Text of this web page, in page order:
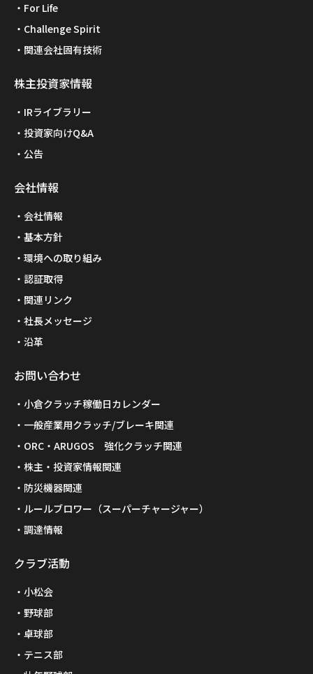
For Life
Challenge Spirit
関連会社固有技術
株主投資家情報
IRライブラリー
投資家向けQ&A
公告
会社情報
会社情報
基本方針
環境への取り組み
認証取得
関連リンク
社長メッセージ
沿革
お問い合わせ
小倉クラッチ稼働日カレンダー
一般産業用クラッチ/ブレーキ関連
ORC・ARUGOS 強化クラッチ関連
株主・投資家情報関連
防災機器関連
ルールブロワー（スーパーチャージャー）
調達情報
クラブ活動
小松会
野球部
卓球部
テニス部